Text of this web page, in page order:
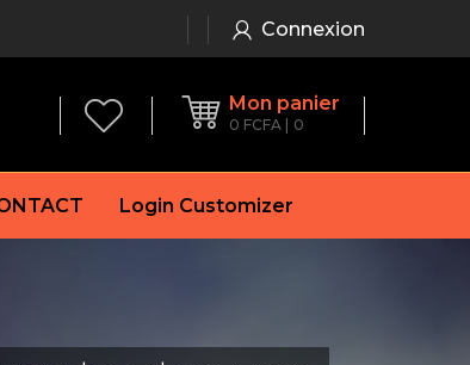
Connexion
Mon panier
0 FCFA 0
Démarreur
Login Customizer